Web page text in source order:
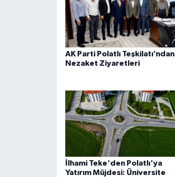
AK Parti Polatlı Teşkilatı’ndan
Nezaket Ziyaretleri
İlhami Teke'den Polatlı'ya
Yatırım Müjdesi: Üniversite